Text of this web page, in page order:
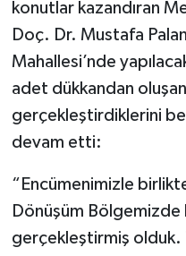
konutlar kazandıran
Doç. Dr. Mustafa
Mahallesi’nde
adet dükkandan
gerçekleştirdiklerini
devam etti:
“Encümenimizle birlikte
Dönüşüm Bölgemizde
gerçekleştirmiş